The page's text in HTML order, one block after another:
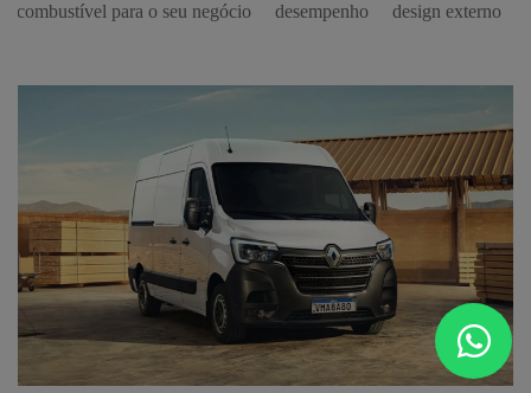
combustível para o seu negócio desempenho design externo